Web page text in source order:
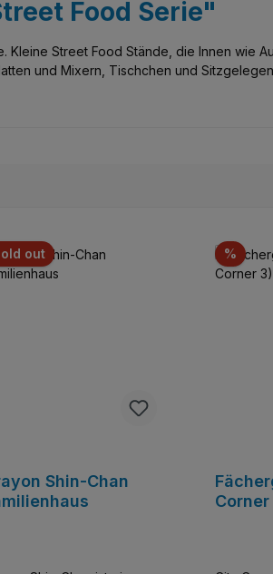
Food Serie"
Street Food Stände, die Innen wie
und Mixern, Tischchen und
out
Shin-Chan
%